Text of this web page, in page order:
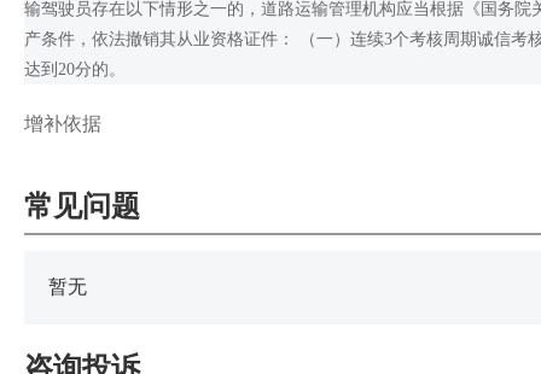
输驾驶员存在以下情形之一的，道路运输管理机构应当根据《国务
产条件，依法撤销其从业资格证件： （一）连续3个考核周期诚信
达到20分的。
增补依据
常见问题
暂无